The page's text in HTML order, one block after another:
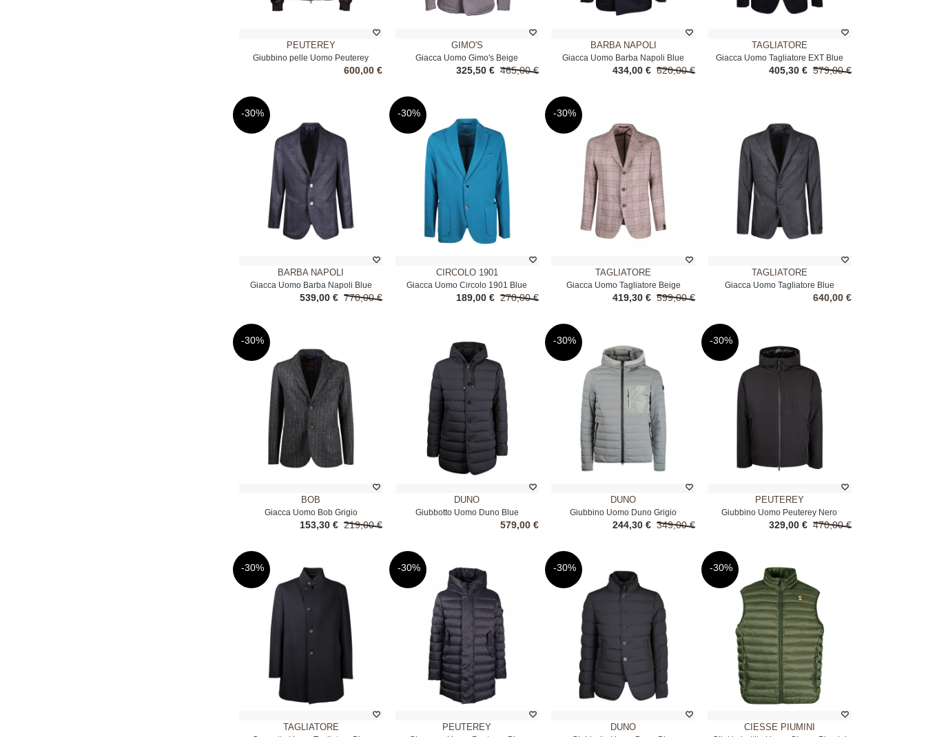
PEUTEREY
Giubbino pelle Uomo Peuterey
600,00 €
GIMO'S
Giacca Uomo Gimo's Beige
465,00 €
325,50 €
BARBA NAPOLI
Giacca Uomo Barba Napoli Blue
620,00 €
434,00 €
TAGLIATORE
Giacca Uomo Tagliatore EXT Blue
579,00 €
405,30 €
-30%
BARBA NAPOLI
Giacca Uomo Barba Napoli Blue
770,00 €
539,00 €
-30%
CIRCOLO 1901
Giacca Uomo Circolo 1901 Blue
270,00 €
189,00 €
-30%
TAGLIATORE
Giacca Uomo Tagliatore Beige
599,00 €
419,30 €
TAGLIATORE
Giacca Uomo Tagliatore Blue
640,00 €
-30%
BOB
Giacca Uomo Bob Grigio
219,00 €
153,30 €
DUNO
Giubbotto Uomo Duno Blue
579,00 €
-30%
DUNO
Giubbino Uomo Duno Grigio
349,00 €
244,30 €
-30%
PEUTEREY
Giubbino Uomo Peuterey Nero
470,00 €
329,00 €
-30%
TAGLIATORE
-30%
PEUTEREY
-30%
DUNO
-30%
CIESSE PIUMINI